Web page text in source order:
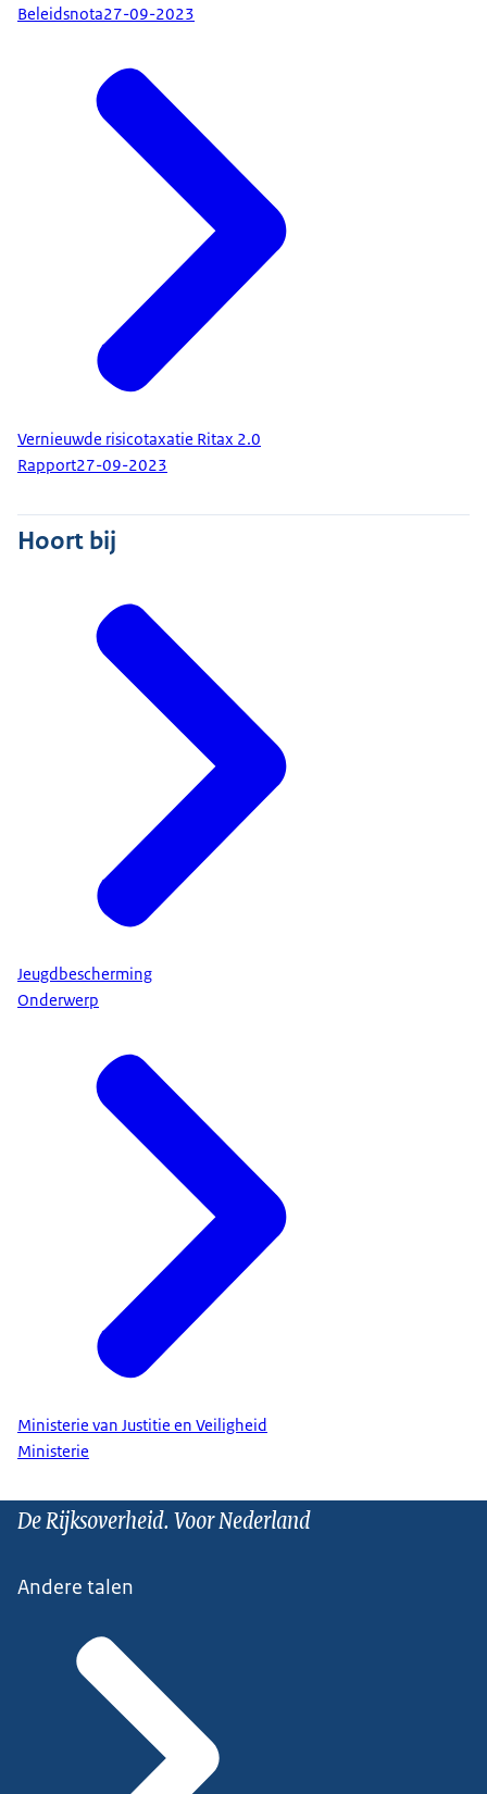
Beleidsnota27-09-2023
Vernieuwde risicotaxatie Ritax 2.0
Rapport27-09-2023
Hoort bij
Jeugdbescherming
Onderwerp
Ministerie van Justitie en Veiligheid
Ministerie
De Rijksoverheid. Voor Nederland
Andere talen